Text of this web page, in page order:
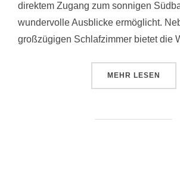
direktem Zugang zum sonnigen
wundervolle Ausblicke ermöglicht.
großzügigen Schlafzimmer bietet die
MEHR ÜBER „PR
LESEN